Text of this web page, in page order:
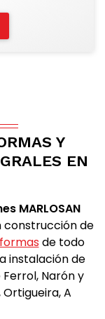
Y
EN
MARLOSAN
construcción de
de todo
instalación de
Narón y
A